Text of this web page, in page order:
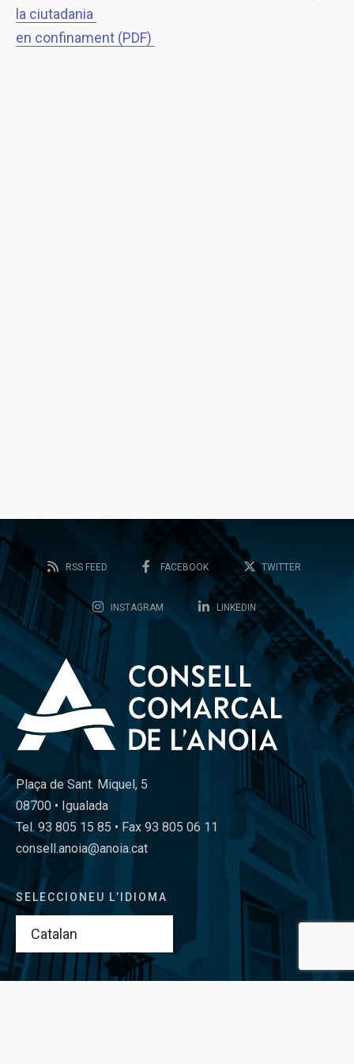
la ciutadania
en confinament (PDF)
RSS FEED FACEBOOK TWITTER
INSTAGRAM LINKEDIN
Plaça de Sant. Miquel, 5
08700 • Igualada
Tel. 93 805 15 85 • Fax 93 805 06 11
consell.anoia@anoia.cat
SELECCIONEU L’IDIOMA